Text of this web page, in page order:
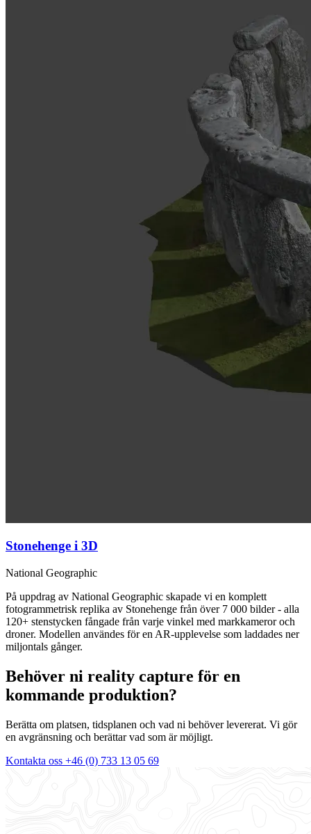
Stonehenge i 3D
National Geographic
På uppdrag av National Geographic skapade vi en komplett
fotogrammetrisk replika av Stonehenge från över 7 000 bilder - alla
120+ stenstycken fångade från varje vinkel med markkameror och
droner. Modellen användes för en AR-upplevelse som laddades ner
miljontals gånger.
Behöver ni reality capture för en
kommande produktion?
Berätta om platsen, tidsplanen och vad ni behöver levererat. Vi gör
en avgränsning och berättar vad som är möjligt.
Kontakta oss +46 (0) 733 13 05 69